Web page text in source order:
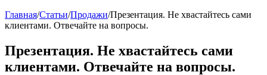
Главная/Статьи/Продажи/Презентация. Не хвастайтесь сами
клиентами. Отвечайте на вопросы.
Презентация. Не хвастайтесь сами
клиентами. Отвечайте на вопросы.